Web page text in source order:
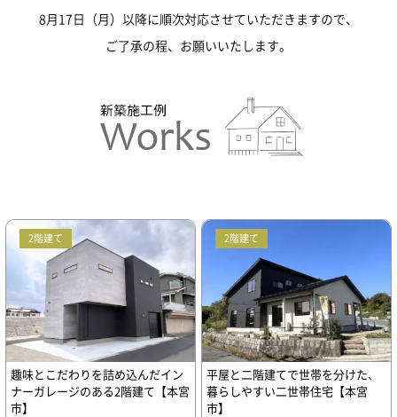
8月17日（月）以降に順次対応させていただきますので、
ご了承の程、お願いいたします。
2階建て
趣味とこだわりを詰め込んだイン
ナーガレージのある2階建て【本宮
市】
2階建て
平屋と二階建てで世帯を分けた、
暮らしやすい二世帯住宅【本宮
市】